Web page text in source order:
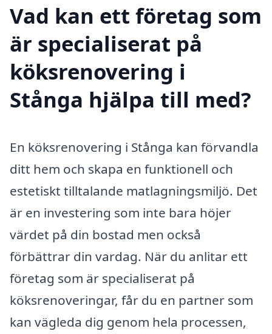
Vad kan ett företag som
är specialiserat på
köksrenovering i
Stånga hjälpa till med?
En köksrenovering i Stånga kan förvandla
ditt hem och skapa en funktionell och
estetiskt tilltalande matlagningsmiljö. Det
är en investering som inte bara höjer
värdet på din bostad men också
förbättrar din vardag. När du anlitar ett
företag som är specialiserat på
köksrenoveringar, får du en partner som
kan vägleda dig genom hela processen,